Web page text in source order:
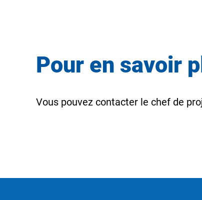
Pour en savoir
Vous pouvez contacter le chef de